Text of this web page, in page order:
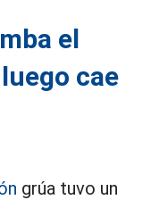
el
cae
grúa tuvo un